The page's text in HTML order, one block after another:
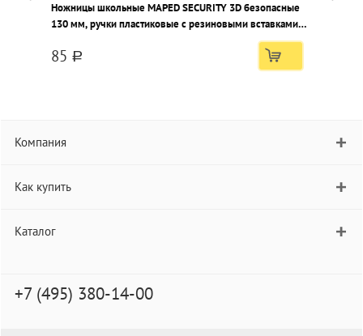
Ножницы школьные MAPED SECURITY 3D безопасные
130 мм, ручки пластиковые с резиновыми вставками
85 a
Компания
Как купить
Каталог
+7 (495) 380-14-00